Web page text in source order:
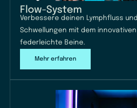
Flow-System
Verbessere deinen Lymphfluss
Schwellungen mit dem
federleichte Beine.
Mehr erfahren